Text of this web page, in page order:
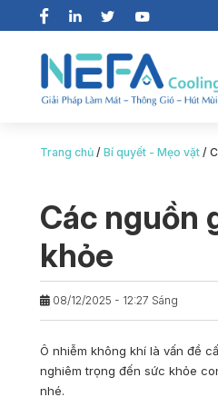
Trang chủ /Bí quyết - Mẹo vặt /
Các nguồn
khỏe
08/12/2025 - 12:27 Sáng
Ô nhiễm không khí là vấn đề
nghiêm trọng đến sức khỏe
nhé.